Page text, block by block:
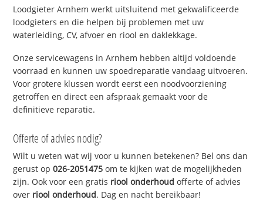
Loodgieter Arnhem werkt uitsluitend met gekwalificeerde
loodgieters en die helpen bij problemen met uw
waterleiding, CV, afvoer en riool en daklekkage.
Onze servicewagens in Arnhem hebben altijd voldoende
voorraad en kunnen uw spoedreparatie vandaag uitvoeren.
Voor grotere klussen wordt eerst een noodvoorziening
getroffen en direct een afspraak gemaakt voor de
definitieve reparatie.
Offerte of advies nodig?
Wilt u weten wat wij voor u kunnen betekenen? Bel ons dan
gerust op026-2051475 om te kijken wat de mogelijkheden
zijn. Ook voor een gratis riool onderhoud offerte of advies
over riool onderhoud. Dag en nacht bereikbaar!